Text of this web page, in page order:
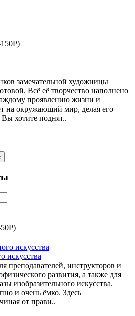
замечательной художницы
Всё её творчество наполнено
проявлению жизни и
на окружающий мир, делая его
хотите поднят..
искусства
преподавателей, инструкторов и
развития, а также для
изобразительного искусства.
и очень ёмко. Здесь
от прави..